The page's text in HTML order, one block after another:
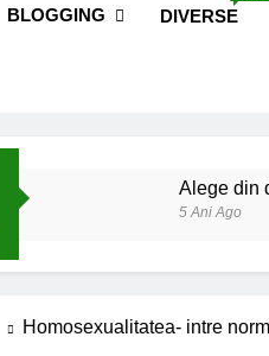
BLOGGING DIVERSE
Alege din
5 Ani Ago
6 Ani Ago
6 Ani Ago
Homosexualitatea- intre